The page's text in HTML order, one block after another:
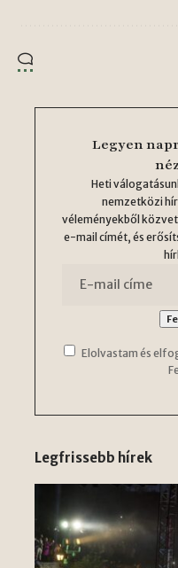
Legyen
Heti
nemzetközi
véleményekből
e-mail címét, és
Elolvastam és
Legfrissebb hírek